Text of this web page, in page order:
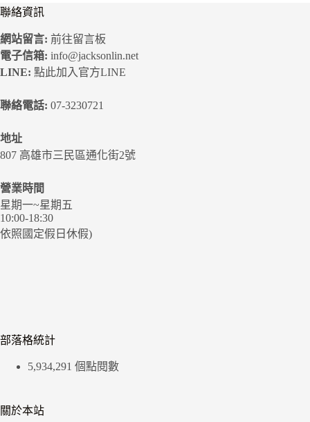
聯絡資訊
網站留言: 前往留言板
電子信箱: info@jacksonlin.net
LINE: 點此加入官方LINE
聯絡電話: 07-3230721
地址
807 高雄市三民區通化街2號
營業時間
星期一~星期五
10:00-18:30
依照國定假日休假)
部落格統計
5,934,291 個點閱數
關於本站